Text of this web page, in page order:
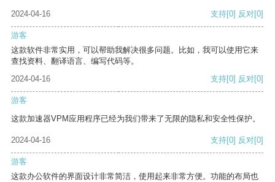
2024-04-16 支持[0] 反对[0]
游客
这款软件非常实用，可以帮助我解决很多问题。比如，我可以使用它来
查找资料、翻译语言、编写代码等。
2024-04-16
支持[0] 反对[0]
游客
这款加速器VPM应用程序已经为我们带来了无限的隐私和安全性保护。
2024-04-16 支持[0] 反对[0]
游客
这款办公软件的界面设计非常简洁，使用起来非常方便。功能的布局也